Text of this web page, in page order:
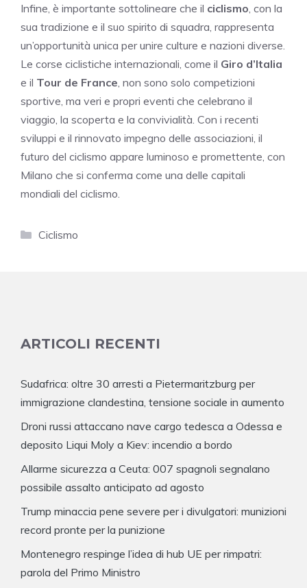
Infine, è importante sottolineare che il ciclismo , con la
sua tradizione e il suo spirito di squadra, rappresenta
un’opportunità unica per unire culture e nazioni diverse.
Le corse ciclistiche internazionali, come il Giro d’Italia
e il Tour de France , non sono solo competizioni
sportive, ma veri e propri eventi che celebrano il
viaggio, la scoperta e la convivialità. Con i recenti
sviluppi e il rinnovato impegno delle associazioni, il
futuro del ciclismo appare luminoso e promettente, con
Milano che si conferma come una delle capitali
mondiali del ciclismo.
Categorie
Ciclismo
ARTICOLI RECENTI
Sudafrica: oltre 30 arresti a Pietermaritzburg per
immigrazione clandestina, tensione sociale in aumento
Droni russi attaccano nave cargo tedesca a Odessa e
deposito Liqui Moly a Kiev: incendio a bordo
Allarme sicurezza a Ceuta: 007 spagnoli segnalano
possibile assalto anticipato ad agosto
Trump minaccia pene severe per i divulgatori: munizioni
record pronte per la punizione
Montenegro respinge l’idea di hub UE per rimpatri:
parola del Primo Ministro